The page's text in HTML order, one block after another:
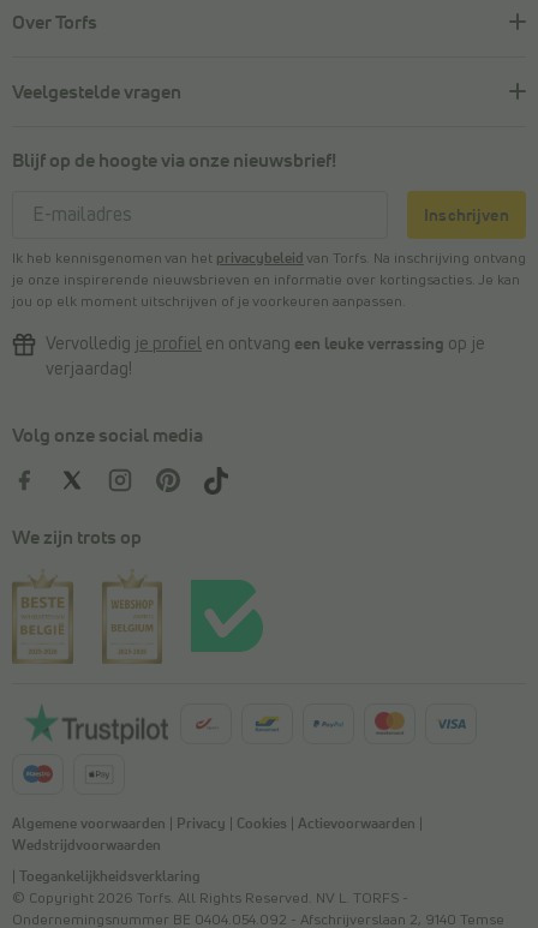
Over Torfs
Veelgestelde vragen
Blijf op de hoogte via onze nieuwsbrief!
Inschrijven
Ik heb kennisgenomen van het privacybeleid van Torfs. Na inschrijving ontvang
je onze inspirerende nieuwsbrieven en informatie over kortingsacties. Je kan
jou op elk moment uitschrijven of je voorkeuren aanpassen.
Vervolledig je profiel en ontvang een leuke verrassing op je
verjaardag!
Volg onze social media
We zijn trots op
Algemene voorwaarden Privacy Cookies Actievoorwaarden
Wedstrijdvoorwaarden
Toegankelijkheidsverklaring
© Copyright 2026 Torfs. All Rights Reserved. NV L. TORFS -
Ondernemingsnummer BE 0404.054.092 - Afschrijverslaan 2, 9140 Temse